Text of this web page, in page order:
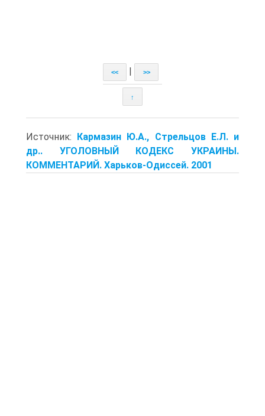
<< >>
↑
Источник: Кармазин Ю.А., Стрельцов Е.Л. и
др.. УГОЛОВНЫЙ КОДЕКС УКРАИНЫ.
КОММЕНТАРИЙ. Харьков-Одиссей. 2001